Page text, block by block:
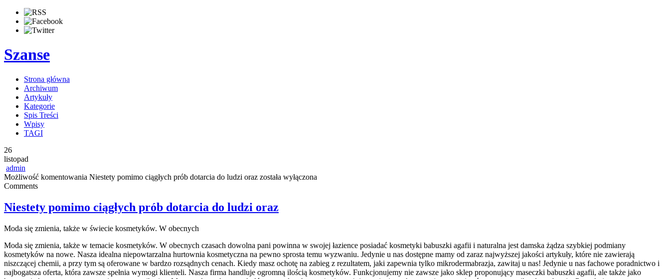
Szanse
Strona główna
Archiwum
Artykuły
Kategorie
Spis Treści
Wpisy
TAGI
26
listopad
admin
Możliwość komentowania Niestety pomimo ciągłych prób dotarcia do ludzi oraz została wyłączona
Comments
Niestety pomimo ciągłych prób dotarcia do ludzi oraz
Moda się zmienia, także w świecie kosmetyków. W obecnych
Moda się zmienia, także w temacie kosmetyków. W obecnych czasach dowolna pani powinna w swojej łazience posiadać kosmetyki babuszki agafii i naturalna jest damska żądza szybkiej podmiany
kosmetyków na nowe. Nasza idealna niepowtarzalna hurtownia kosmetyczna na pewno sprosta temu wyzwaniu. Jedynie u nas dostępne mamy od zaraz najwyższej jakości artykuły, które nie zawierają
niszczącej chemii, a przy tym są oferowane w bardzo rozsądnych cenach. Kiedy masz ochotę na zabieg z rezultatem, jaki zapewnia tylko mikrodermabrazja, zawitaj u nas! Jedynie u nas fachowe poradnictwo i
najbogatsza oferta, która zawsze spełnia wymogi klienteli. Nasza firma handluje ogromną ilością kosmetyków. Funkcjonujemy nie zawsze jako sklep proponujący maseczki babuszki agafii, ale także jako